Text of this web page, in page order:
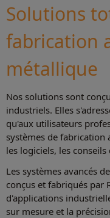
Solutions
fabrication
métallique
Nos solutions sont
industriels. Elles
qu'aux utilisateurs
systèmes de fabrication
les logiciels, les
Les systèmes avancés
conçus et fabriqués par
d'applications
sur mesure et la